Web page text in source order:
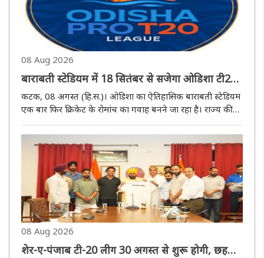
08 Aug 2026
बाराबती स्टेडियम में 18 सितंबर से सजेगा ओडिशा टी20
लीग का रंग, रोमांचक क्रिकेट के लिए तैयार कटक
कटक, 08 अगस्त (हि.स.)। ओडिशा का ऐतिहासिक बाराबती स्टेडियम
एक बार फिर क्रिकेट के रोमांच का गवाह बनने जा रहा है। राज्य की
प्रतिष्ठित ओडिशा टी20 लीग का नया सत्र 18 सितंबर से शुरू होगा।
टूर्नामेंट में राज्यभर के प्रतिभाशाली क्रिकेटर हिस्सा लेंगे, जिससे..
08 Aug 2026
शेर-ए-पंजाब टी-20 लीग 30 अगस्त से शुरू होगी, छह